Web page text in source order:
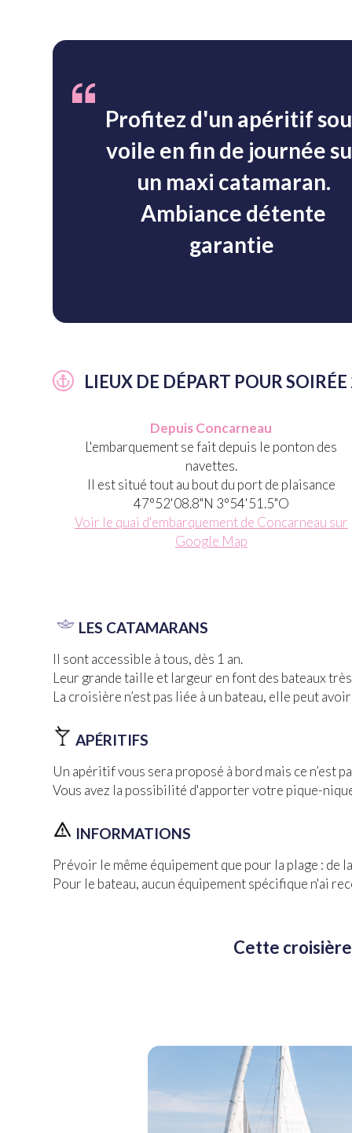
Profitez d'un apéritif
voile en fin de journée
un maxi catamaran.
Ambiance détente
garantie
LIEUX DE DÉPART POUR
Depuis Concarneau
L'embarquement se fait depuis le ponton des
navettes.
Il est situé tout au bout du port de plaisance
47°52'08.8"N 3°54'51.5"O
Voir le quai d'embarquement de Concarneau sur
Google Map
LES CATAMARANS
Il sont accessible à tous, dès 1 an.
Leur grande taille et largeur en font des bateaux
La croisière n’est pas liée à un bateau, elle peut
APÉRITIFS
Un apéritif vous sera proposé à bord mais ce n’est
Vous avez la possibilité d'apporter votre pique-
INFORMATIONS
Prévoir le même équipement que pour la plage :
Pour le bateau, aucun équipement spécifique n'ai
Cette